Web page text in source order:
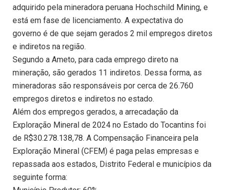
adquirido pela mineradora peruana Hochschild Mining, e
está em fase de licenciamento. A expectativa do
governo é de que sejam gerados 2 mil empregos diretos
e indiretos na região.
Segundo a Ameto, para cada emprego direto na
mineração, são gerados 11 indiretos. Dessa forma, as
mineradoras são responsáveis por cerca de 26.760
empregos diretos e indiretos no estado.
Além dos empregos gerados, a arrecadação da
Exploração Mineral de 2024 no Estado do Tocantins foi
de R$30.278.138,78. A Compensação Financeira pela
Exploração Mineral (CFEM) é paga pelas empresas e
repassada aos estados, Distrito Federal e municípios da
seguinte forma: